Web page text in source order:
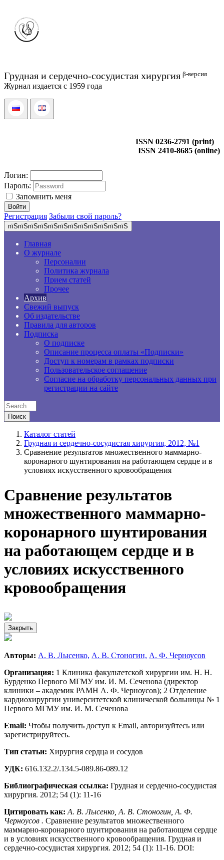
Грудная и сердечно-сосудистая хирургия β-версия
Журнал издается с 1959 года
ISSN 0236-2791 (print)
ISSN 2410-8685 (online)
Логин:
Пароль:
Запомнить меня
Регистрация Забыли свой пароль?
пїЅпїЅпїЅпїЅпїЅпїЅпїЅпїЅпїЅпїЅпїЅпїЅ
Главная
О журнале
Персоналии
Политика журнала
Прием статей
Прочее
Архив
Свежий выпуск
Об издательстве
Правила для авторов
Подписка
О подписке
Описание процесса оплаты «Подписки»
Доступ к номерам в рамках подписки
Пользовательское соглашение
Согласие на обработку персональных данных при
регистрации на сайте
Каталог статей
Грудная и сердечно-сосудистая хирургия, 2012, №1
Сравнение результатов множественного маммарно-
коронарного шунтирования на работающем сердце и в
условиях искусственного кровообращения
Сравнение результатов
множественного маммарно-
коронарного шунтирования
на работающем сердце и в
условиях искусственного
кровообращения
Закрыть
Авторы: А. В. Лысенко, А. В. Стоногин, А. Ф. Черноусов
Организация: 1 Клиника факультетской хирургии им. Н. Н.
Бурденко Первого МГМУ им. И. М. Сеченова (директор
клиники – академик РАМН А. Ф. Черноусов); 2 Отделение
кардиохирургии университетской клинической больницы № 1
Первого МГМУ им. И. М. Сеченова
Email: Чтобы получить доступ к Email, авторизуйтесь или
зарегистрируйтесь.
Тип статьи: Хирургия сердца и сосудов
УДК: 616.132.2/.134.5-089.86-089.12
Библиографическая ссылка: Грудная и сердечно-сосудистая
хирургия. 2012; 54 (1): 11-16
Цитировать как: А. В. Лысенко, А. В. Стоногин, А. Ф.
Черноусов . Сравнение результатов множественного
маммарно-коронарного шунтирования на работающем сердце
и в условиях искусственного кровообращения. Грудная и
сердечно-сосудистая хирургия. 2012; 54 (1): 11-16. DOI: